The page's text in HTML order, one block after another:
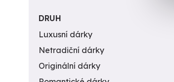
DRUH
Luxusní dárky
Netradiční dárky
Originální dárky